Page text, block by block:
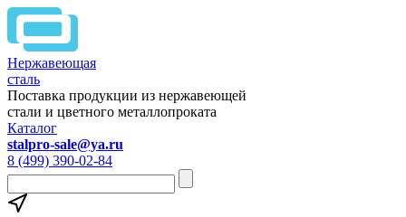
Нержавеющая
сталь
Поставка продукции из нержавеющей
стали и цветного металлопроката
Каталог
stalpro-sale@ya.ru
8 (499) 390-02-84